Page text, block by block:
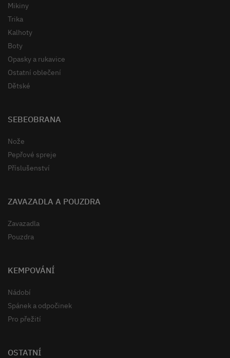
Mikiny
Trika
Kalhoty
Boty
Opasky a rukavice
Ostatní oblečení
Dětské
SEBEOBRANA
Nože
Pepřové spreje
Příslušenství
ZAVAZADLA A POUZDRA
Zavazadla
Pouzdra
KEMPOVÁNÍ
Nádobí
Spánek a odpočinek
Pro přežití
OSTATNÍ